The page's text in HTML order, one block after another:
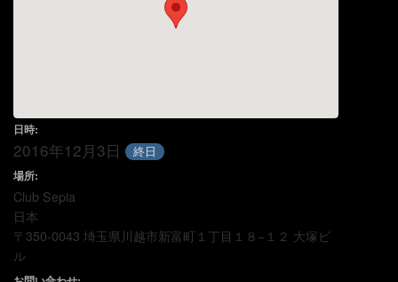
日時:
2016年12月3日 終日
場所:
Club Sepia
日本
〒350-0043 埼玉県川越市新富町１丁目１８−１２ 大塚ビ
ル